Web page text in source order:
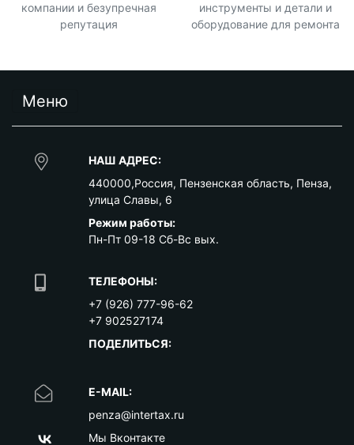
компании и безупречная
репутация
инструменты и детали и
оборудование для ремонта
Меню
НАШ АДРЕС:
440000,Россия, Пензенская область, Пенза,
улица Славы, 6
Режим работы:
Пн-Пт 09-18 Сб-Вс вых.
ТЕЛЕФОНЫ:
+7 (926) 777-96-62
+7 902527174
ПОДЕЛИТЬСЯ:
E-MAIL:
penza@intertax.ru
Мы Вконтакте